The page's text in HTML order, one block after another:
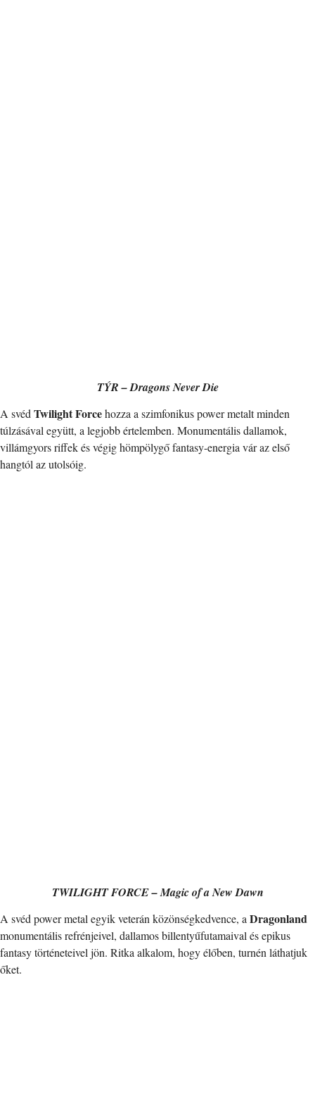
TÝR – Dragons Never Die
A svéd Twilight Forcehozza a szimfonikus power metalt minden
túlzásával együtt, a legjobb értelemben. Monumentális dallamok,
villámgyors riffek és végig hömpölygő fantasy-energia vár az első
hangtól az utolsóig.
TWILIGHT FORCE – Magic of a New Dawn
A svéd power metal egyik veterán közönségkedvence, a Dragonland
monumentális refrénjeivel, dallamos billentyűfutamaival és epikus
fantasy történeteivel jön. Ritka alkalom, hogy élőben, turnén láthatjuk
őket.